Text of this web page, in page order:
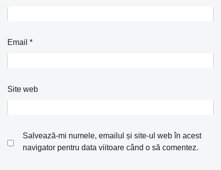
Email *
Site web
Salvează-mi numele, emailul și site-ul web în acest
navigator pentru data viitoare când o să comentez.